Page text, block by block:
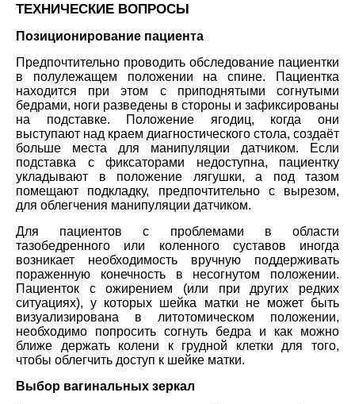
ТЕХНИЧЕСКИЕ ВОПРОСЫ
Позиционирование пациента
Предпочтительно проводить обследование пациентки
в полулежащем положении на спине. Пациентка
находится при этом с приподнятыми согнутыми
бедрами, ноги разведены в стороны и зафиксированы
на подставке. Положение ягодиц, когда они
выступают над краем диагностического стола, создаёт
больше места для манипуляции датчиком. Если
подставка с фиксаторами недоступна, пациентку
укладывают в положение лягушки, а под тазом
помещают подкладку, предпочтительно с вырезом,
для облегчения манипуляции датчиком.
Для пациентов с проблемами в области
тазобедренного или коленного суставов иногда
возникает необходимость вручную поддерживать
пораженную конечность в несогнутом положении.
Пациенток с ожирением (или при других редких
ситуациях), у которых шейка матки не может быть
визуализирована в литотомическом положении,
необходимо попросить согнуть бедра и как можно
ближе держать колени к грудной клетки для того,
чтобы облегчить доступ к шейке матки.
Выбор вагинальных зеркал